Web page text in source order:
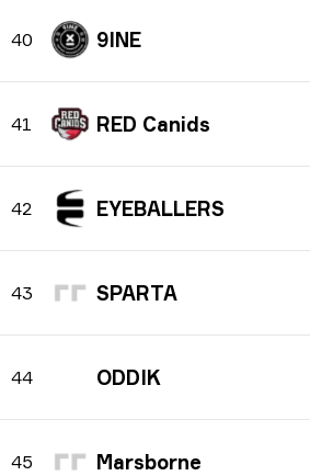
40 9INE
41 RED Canids
42 EYEBALLERS
43 SPARTA
44 ODDIK
45 Marsborne